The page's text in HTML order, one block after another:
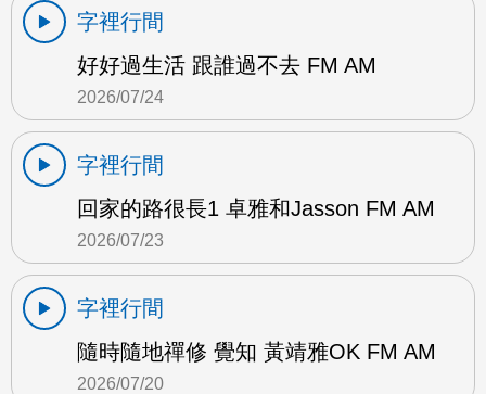
字裡行間
好好過生活 跟誰過不去 FM AM
2026/07/24
字裡行間
回家的路很長1 卓雅和Jasson FM AM
2026/07/23
字裡行間
隨時隨地禪修 覺知 黃靖雅OK FM AM
2026/07/20